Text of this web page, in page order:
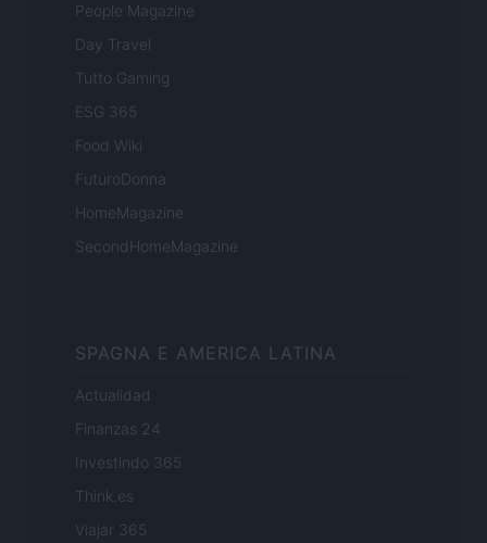
People Magazine
Day Travel
Tutto Gaming
ESG 365
Food Wiki
FuturoDonna
HomeMagazine
SecondHomeMagazine
SPAGNA E AMERICA LATINA
Actualidad
Finanzas 24
Investindo 365
Think.es
Viajar 365